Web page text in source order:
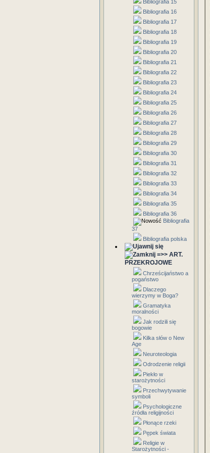
Bibliografia 15
Bibliografia 16
Bibliografia 17
Bibliografia 18
Bibliografia 19
Bibliografia 20
Bibliografia 21
Bibliografia 22
Bibliografia 23
Bibliografia 24
Bibliografia 25
Bibliografia 26
Bibliografia 27
Bibliografia 28
Bibliografia 29
Bibliografia 30
Bibliografia 31
Bibliografia 32
Bibliografia 33
Bibliografia 34
Bibliografia 35
Bibliografia 36
Bibliografia
37
Bibliografia polska
=>> ART.
PRZEKROJOWE
Chrześcijaństwo a
pogaństwo
Dlaczego
wierzymy w Boga?
Gramatyka
moralności
Jak rodzili się
bogowie
Kilka słów o New
Age
Neuroteologia
Odrodzenie religii
Piekło w
starożytności
Przechwytywanie
symboli
Psychologiczne
źródła religijności
Płonące rzeki
Pępek świata
Religie w
Starożytności -